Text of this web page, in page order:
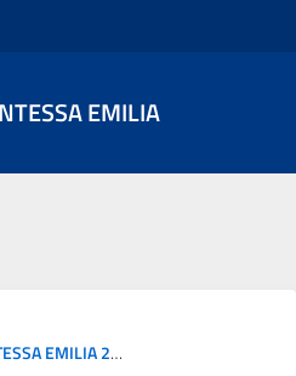
EMILIA
EMILIA 2022